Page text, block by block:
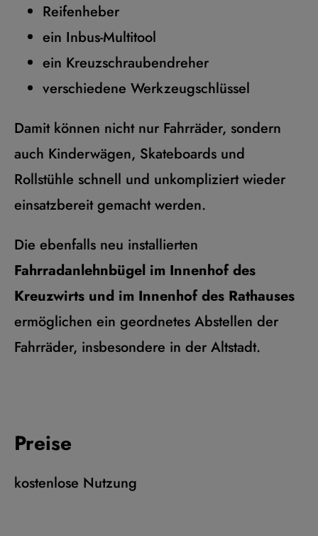
Reifenheber
ein Inbus-Multitool
ein Kreuzschraubendreher
verschiedene Werkzeugschlüssel
Damit können nicht nur Fahrräder, sondern
auch Kinderwägen, Skateboards und
Rollstühle schnell und unkompliziert wieder
einsatzbereit gemacht werden.
Die ebenfalls neu installierten
Fahrradanlehnbügel im Innenhof des
Kreuzwirts und im Innenhof des Rathauses
ermöglichen ein geordnetes Abstellen der
Fahrräder, insbesondere in der Altstadt.
Preise
kostenlose Nutzung